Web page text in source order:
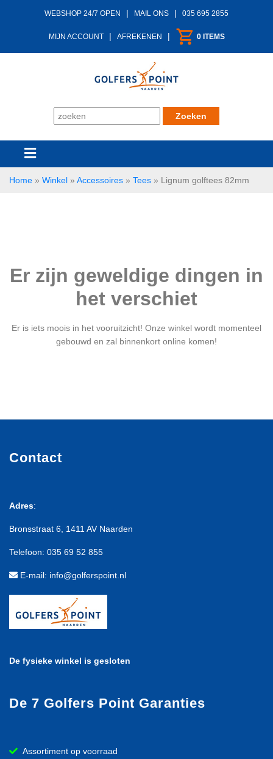
WEBSHOP 24/7 OPEN | MAIL ONS | 035 695 2855
MIJN ACCOUNT | AFREKENEN | 0 ITEMS
Home » Winkel » Accessoires » Tees » Lignum golftees 82mm
Er zijn geweldige dingen in
het verschiet
Er is iets moois in het vooruitzicht! Onze winkel wordt momenteel
gebouwd en zal binnenkort online komen!
Contact
Adres:
Bronsstraat 6, 1411 AV Naarden
Telefoon: 035 69 52 855
E-mail: info@golferspoint.nl
De fysieke winkel is gesloten
De 7 Golfers Point Garanties
Assortiment op voorraad